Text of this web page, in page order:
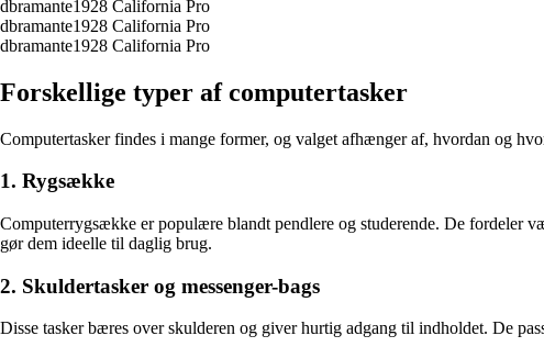
dbramante1928 California Pro
dbramante1928 California Pro
dbramante1928 California Pro
Forskellige typer af computertasker
Computertasker findes i mange former, og valget afhænger af, hvordan og
1. Rygsække
Computerrygsække er populære blandt pendlere og studerende. De fordeler
gør dem ideelle til daglig brug.
2. Skuldertasker og messenger-bags
Disse tasker bæres over skulderen og giver hurtig adgang til indholdet. De